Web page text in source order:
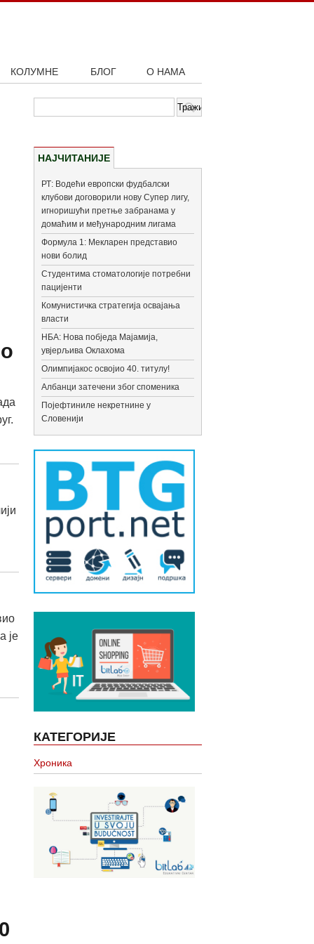
КОЛУМНЕ БЛОГ О НАМА
је
НАЈЧИТАНИЈЕ
РТ: Водећи европски фудбалски
клубови договорили нову Супер лигу,
игноришући претње забранама у
домаћим и међународним лигама
Формула 1: Мекларен представио
нови болид
Студентима стоматологије потребни
пацијенти
Комунистичка стратегија освајања
власти
НБА: Нова побједа Мајамија,
увјерљива Оклахома
Олимпијакос освојио 40. титулу!
Албанци затечени због споменика
Појефтиниле некретнине у
Словенији
КАТЕГОРИЈЕ
Хроника